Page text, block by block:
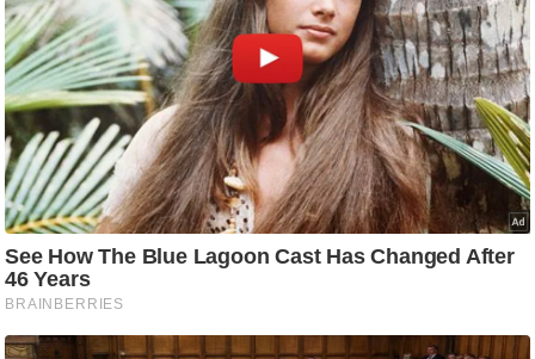
क्षा
ध
र्म
ज्यो
ति
ष
प्र
भु
म
हि
मा